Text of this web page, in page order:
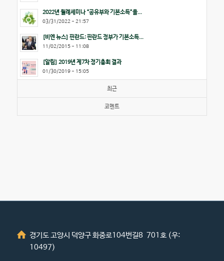
2022년 월례세미나 “공유부와 기본소득”을...
03/31/2022 - 21:57
[비엔 뉴스] 핀란드: 핀란드 정부가 기본소득...
11/02/2015 - 11:08
[알림] 2019년 제7차 정기총회 결과
01/30/2019 - 15:05
최근
코멘트
경기도 고양시 덕양구 화중로104번길8 701호 (우:
10497)